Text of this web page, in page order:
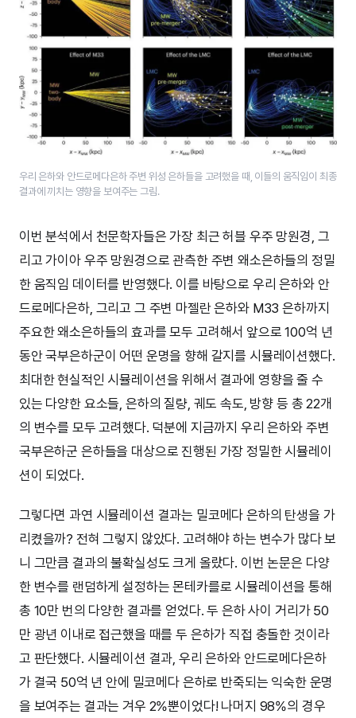
우리 은하와 안드로메다은하 주변 위성 은하들을 고려했을 때, 이들의 움직임이 최종
결과에 끼치는 영향을 보여주는 그림.
이번 분석에서 천문학자들은 가장 최근 허블 우주 망원경, 그
리고 가이아 우주 망원경으로 관측한 주변 왜소은하들의 정밀
한 움직임 데이터를 반영했다. 이를 바탕으로 우리 은하와 안
드로메다은하, 그리고 그 주변 마젤란 은하와 M33 은하까지
주요한 왜소은하들의 효과를 모두 고려해서 앞으로 100억 년
동안 국부은하군이 어떤 운명을 향해 갈지를 시뮬레이션했다.
최대한 현실적인 시뮬레이션을 위해서 결과에 영향을 줄 수
있는 다양한 요소들, 은하의 질량, 궤도 속도, 방향 등 총 22개
의 변수를 모두 고려했다. 덕분에 지금까지 우리 은하와 주변
국부은하군 은하들을 대상으로 진행된 가장 정밀한 시뮬레이
션이 되었다.
그렇다면 과연 시뮬레이션 결과는 밀코메다 은하의 탄생을 가
리켰을까? 전혀 그렇지 않았다. 고려해야 하는 변수가 많다 보
니 그만큼 결과의 불확실성도 크게 올랐다. 이번 논문은 다양
한 변수를 랜덤하게 설정하는 몬테카를로 시뮬레이션을 통해
총 10만 번의 다양한 결과를 얻었다. 두 은하 사이 거리가 50
만 광년 이내로 접근했을 때를 두 은하가 직접 충돌한 것이라
고 판단했다. 시뮬레이션 결과, 우리 은하와 안드로메다은하
가 결국 50억 년 안에 밀코메다 은하로 반죽되는 익숙한 운명
을 보여주는 결과는 겨우 2%뿐이었다! 나머지 98%의 경우